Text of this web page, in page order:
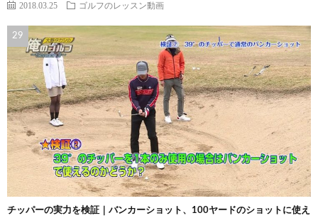
2018.03.25 ゴルフのレッスン動画
チッパーの実力を検証｜バンカーショット、100ヤードのショットに使え